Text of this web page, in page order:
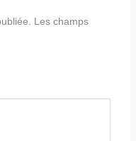
Les champs